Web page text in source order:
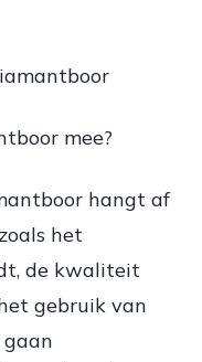
mee?
hangt af
het
de kwaliteit
gebruik van
gaan